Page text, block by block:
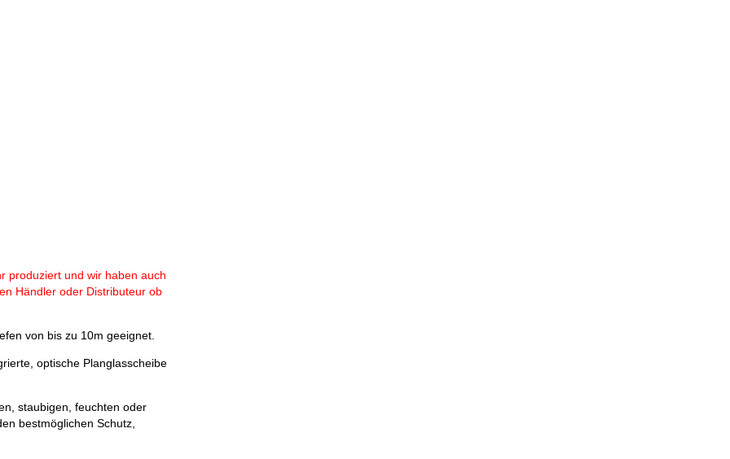
produziert und wir haben auch
Händler oder Distributeur ob
von bis zu 10m geeignet.
optische Planglasscheibe
staubigen, feuchten oder
bestmöglichen Schutz,